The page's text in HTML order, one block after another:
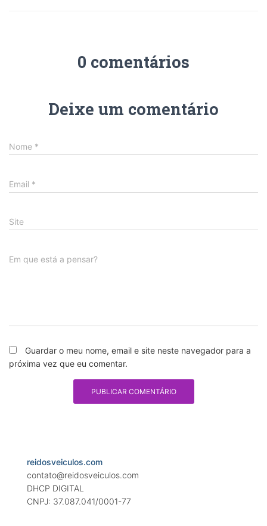
0 comentários
Deixe um comentário
Nome *
Email *
Site
Em que está a pensar?
Guardar o meu nome, email e site neste navegador para a
próxima vez que eu comentar.
reidosveiculos.com
contato@reidosveiculos.com
DHCP DIGITAL
CNPJ: 37.087.041/0001-77